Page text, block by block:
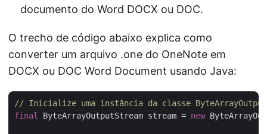
documento do Word DOCX ou DOC.
O trecho de código abaixo explica como
converter um arquivo .one do OneNote em
DOCX ou DOC Word Document usando Java:
// Inicialize uma instância da classe
final
ByteArrayOutputStream stream = new